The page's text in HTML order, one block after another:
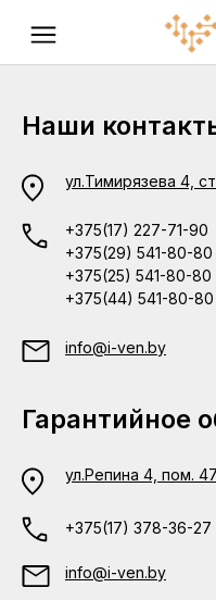
Наши
ул.Тимирязева 4,
+375(17) 227-71-90
+375(29) 541-80-80
+375(25) 541-80-80
+375(44) 541-80-80
info@i-ven.by
Гарантийное
ул.Репина 4, пом.
+375(17) 378-36-27
info@i-ven.by